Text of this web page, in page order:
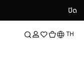
ปิด
ปิด
ภาษาTH